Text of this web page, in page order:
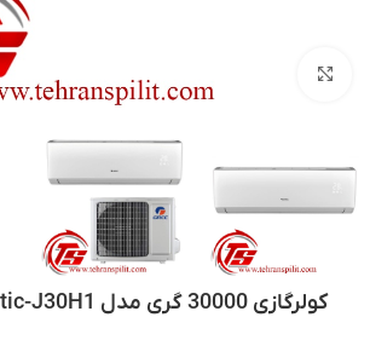
کولرگازی 30000 گری مدل S4 Matic-J30H1